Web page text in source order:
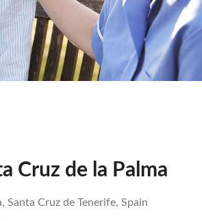
Cruz de la Palma
Santa Cruz de Tenerife, Spain